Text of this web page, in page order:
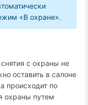
«В охране».
с охраны не
оставить в салоне
происходит по
охраны путем